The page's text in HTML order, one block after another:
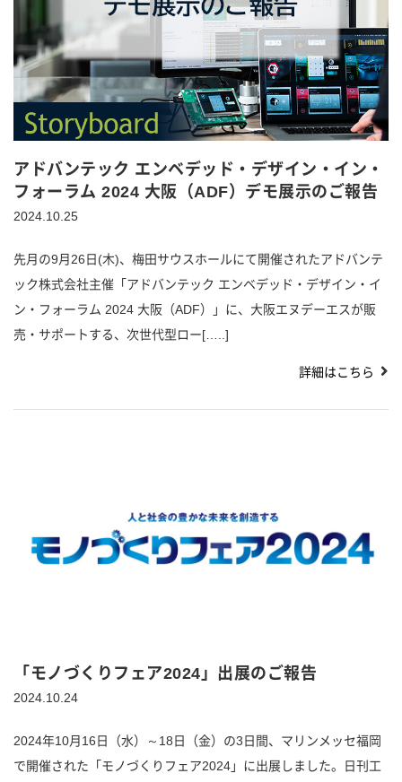
アドバンテック エンベデッド・デザイン・イン・
フォーラム 2024 大阪（ADF）デモ展示のご報告
2024.10.25
先月の9月26日(木)、梅田サウスホールにて開催されたアドバンテ
ック株式会社主催「アドバンテック エンベデッド・デザイン・イ
ン・フォーラム 2024 大阪（ADF）」に、大阪エヌデーエスが販
売・サポートする、次世代型ロー[…..]
詳細はこちら
「モノづくりフェア2024」出展のご報告
2024.10.24
2024年10月16日（水）～18日（金）の3日間、マリンメッセ福岡
で開催された「モノづくりフェア2024」に出展しました。日刊工